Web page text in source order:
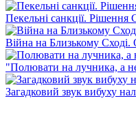
Пекельні санкції.
Війна на Близькому
"Полювати на лучника, а
Загадковий звук вибуху